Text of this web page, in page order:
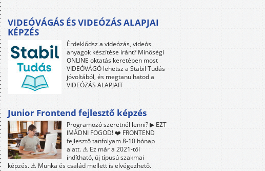
VIDEÓVÁGÁS ÉS VIDEÓZÁS ALAPJAI
KÉPZÉS
Érdeklődsz a videózás, videós
anyagok készítése iránt? Minőségi
ONLINE oktatás keretében most
VIDEÓVÁGÓ lehetsz a Stabil Tudás
jóvoltából, és megtanulhatod a
VIDEÓZÁS ALAPJAIT
Junior Frontend fejlesztő képzés
Programozó szeretnél lenni? ▶ EZT
IMÁDNI FOGOD! ❤️ FRONTEND
fejlesztő tanfolyam 8-10 hónap
alatt. ⚠ Ez már a 2021-től
indítható, új típusú szakmai
képzés. ⚠ Munka és család mellett is elvégezhető.